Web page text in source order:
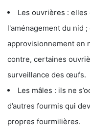
Les ouvrières :
l'aménagement du nid ;
approvisionnement en
contre, certaines
surveillance des œufs.
Les mâles : ils ne
d’autres fourmis qui
propres fourmilières.